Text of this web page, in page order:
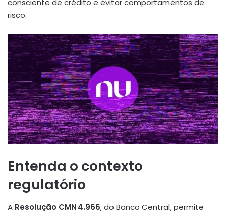
consciente de crédito e evitar comportamentos de
risco.
Entenda o contexto
regulatório
A Resolução CMN 4.966, do Banco Central, permite